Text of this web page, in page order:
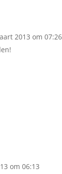
2013 om 07:26
om 06:13